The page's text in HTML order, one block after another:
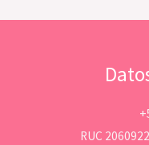
RUC